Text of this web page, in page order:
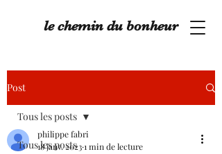
le chemin du bonheur
Post
Tous les posts
Tous les posts
philippe fabri
18 janv. 20231 min de lecture